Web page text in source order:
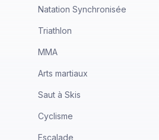
Natation Synchronisée
Triathlon
MMA
Arts martiaux
Saut à Skis
Cyclisme
Escalade